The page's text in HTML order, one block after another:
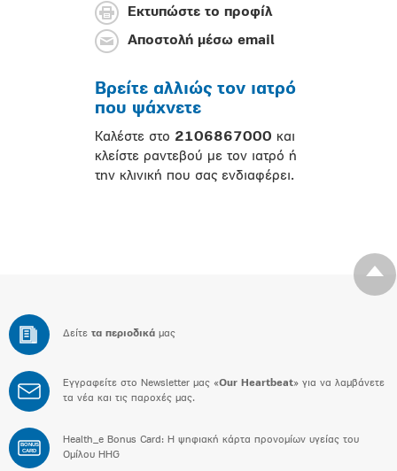
Εκτυπώστε το προφίλ
Αποστολή μέσω email
Βρείτε αλλιώς τον ιατρό
που ψάχνετε
Καλέστε στο 2106867000 και
κλείστε ραντεβού με τον ιατρό ή
την κλινική που σας ενδιαφέρει.
Δείτε τα περιοδικά μας
Εγγραφείτε στο Newsletter μας «Our Heartbeat» για να λαμβάνετε
τα νέα και τις παροχές μας.
BONUS
CARD
Health_e Bonus Card: H ψηφιακή κάρτα προνομίων υγείας του
Ομίλου HHG